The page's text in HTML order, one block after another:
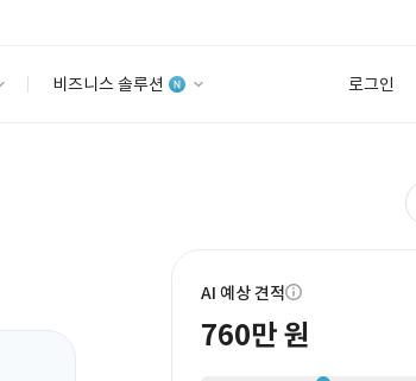
비즈니스 솔루션 로그인
‘이런 거’ 만들어본
개발 회사 있어?
바로가기
AI 예상 견적
760만 원